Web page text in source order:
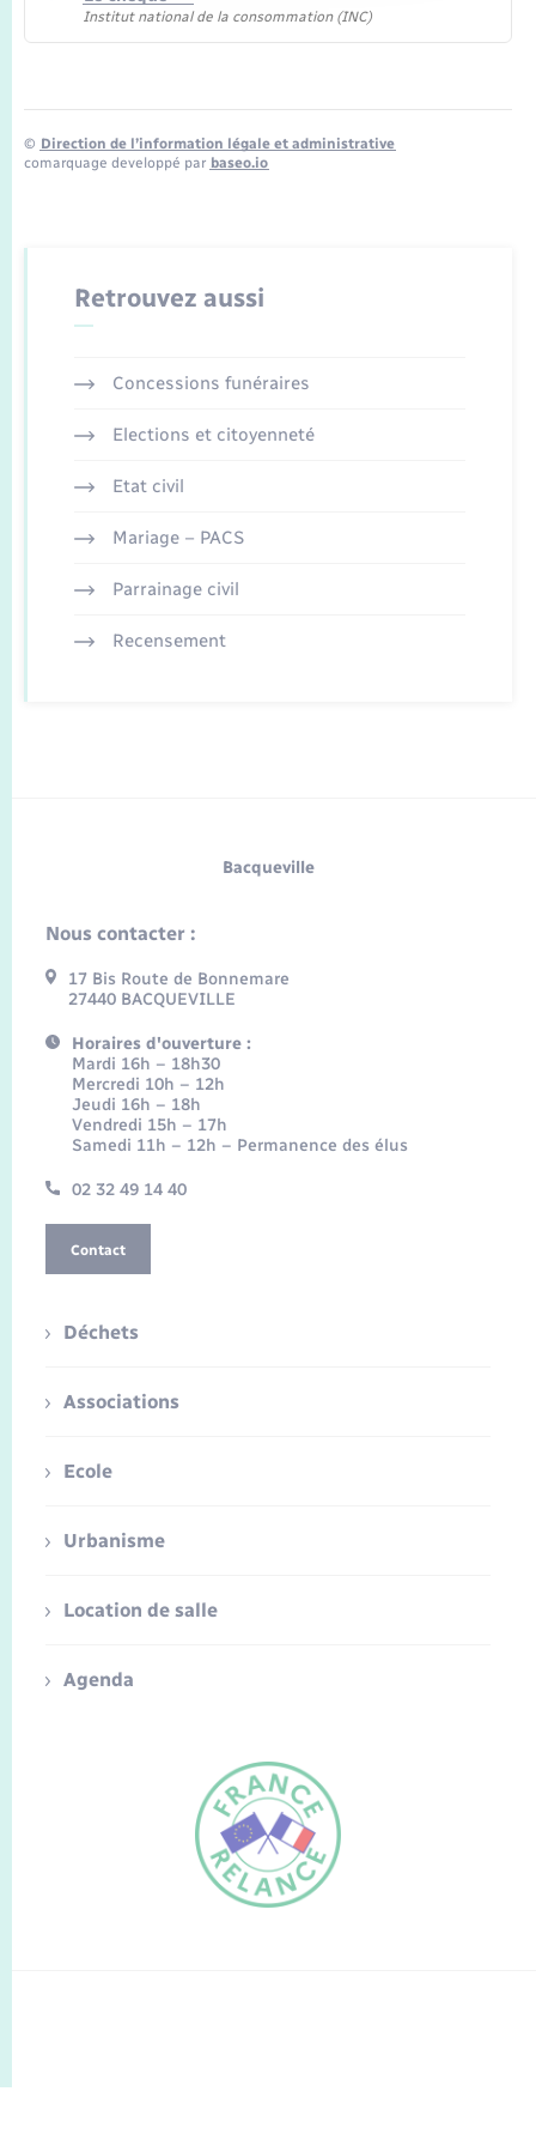
FR
Institut national de la consommation (INC)
© Direction de l’information légale et administrative
comarquage developpé par baseo.io
Retrouvez aussi
Concessions funéraires
Elections et citoyenneté
Etat civil
Mariage – PACS
Parrainage civil
Recensement
Bacqueville
Nous contacter :
17 Bis Route de Bonnemare
27440 BACQUEVILLE
Horaires d'ouverture :
Mardi 16h – 18h30
Mercredi 10h – 12h
Jeudi 16h – 18h
Vendredi 15h – 17h
Samedi 11h – 12h – Permanence des élus
02 32 49 14 40
Contact
Déchets
Associations
Ecole
Urbanisme
Location de salle
Agenda